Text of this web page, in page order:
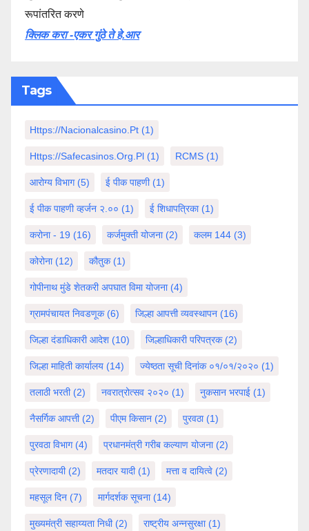
रूपांतरित करणे
क्लिक करा -एकर गुंठे ते हे.आर
Tags
Https://nacionalcasino.pt (1)
Https://safecasinos.org.pl (1) RCMS (1)
आरोग्य विभाग(5) ई पीक पाहणी(1)
ई पीक पाहणी व्हर्जन २.०० (1) ई शिधापत्रिका(1)
करोना - 19 (16) कर्जमुक्ती योजना(2) कलम 144 (3)
कोरोना(12) कौतुक(1)
गोपीनाथ मुंडे शेतकरी अपघात विमा योजना(4)
ग्रामपंचायत निवडणूक(6) जिल्हा आपत्ती व्यवस्थापन (16)
जिल्हा दंडाधिकारी आदेश (10) जिल्हाधिकारी परिपत्रक(2)
जिल्हा माहिती कार्यालय (14) ज्येष्ठता सूची दिनांक ०१/०१/२०२० (1)
तलाठी भरती(2) नवरात्रोत्सव २०२० (1) नुकसान भरपाई (1)
नैसर्गिक आपत्ती(2) पीएम किसान (2) पुरवठा(1)
पुरवठा विभाग(4) प्रधानमंत्री गरीब कल्याण योजना(2)
प्रेरणादायी(2) मतदार यादी(1) मत्ता व दायित्वे (2)
महसूल दिन (7) मार्गदर्शक सूचना(14)
मुख्यमंत्री सहाय्यता निधी(2) राष्ट्रीय अन्नसुरक्षा(1)